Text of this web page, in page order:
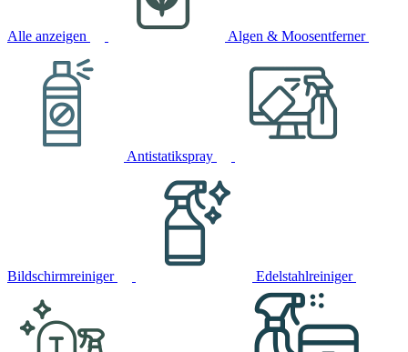
Alle anzeigen Algen & Moosentferner
Antistatikspray
Bildschirmreiniger Edelstahlreiniger